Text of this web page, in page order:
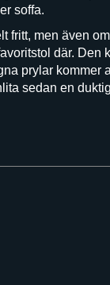
soffa.
fritt, men även
där.
prylar
sedan en